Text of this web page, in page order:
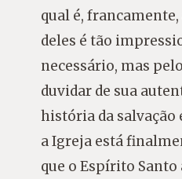
qual é,
deles é tão
necessário, mas
duvidar de sua
história da salvação
a Igreja está
que o Espírito